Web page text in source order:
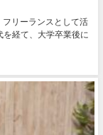
リーランスとして活
経て、大学卒業後に